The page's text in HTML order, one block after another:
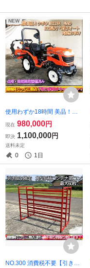
NEW
使用わずか18時間 美品！
【三重県津市】簡易整備済み
クボタ トラクター JB11XA 1
0.5馬力 4WD 深さオート PT
O逆転
現在 980,000円
即決 1,100,000円
送料未定
0 1日
NO.300 消費税不要【引き取